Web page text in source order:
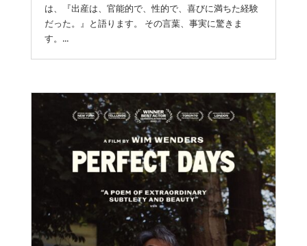
は、『出産は、官能的で、性的で、喜びに満ちた経験
だった。』と語ります。 その言葉、事実に驚きま
す。...